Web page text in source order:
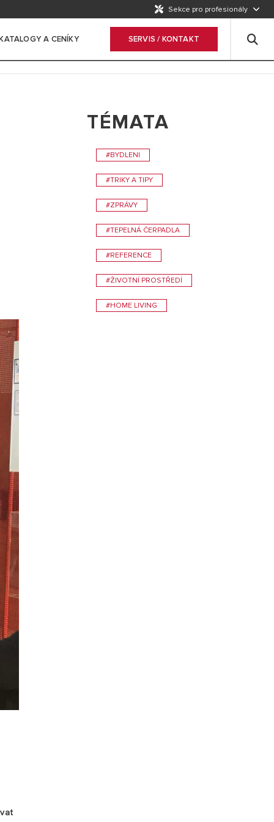
Sekce pro profesionály
VISIT
A CENÍKY SERVIS / KONTAKT
TÉMATA
#BYDLENI
#TRIKY A TIPY
#ZPRÁVY
#TEPELNÁ ČERPADLA
#REFERENCE
#ŽIVOTNÍ PROSTŘEDÍ
#HOME LIVING